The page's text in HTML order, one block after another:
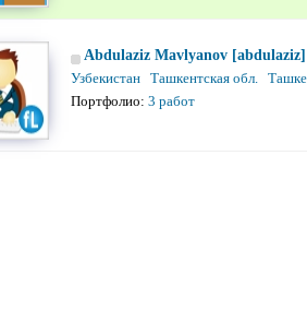
Abdulaziz Mavlyanov [abdulaziz]
Узбекистан Ташкентская обл.
Портфолио: 3 работ